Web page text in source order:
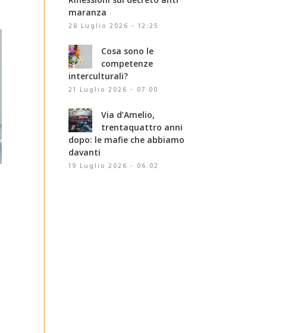
maranza
28 Luglio 2026 - 12:25
Cosa sono le
competenze
interculturali?
21 Luglio 2026 - 07:00
Via d’Amelio,
trentaquattro anni
dopo: le mafie che abbiamo
davanti
19 Luglio 2026 - 06:02